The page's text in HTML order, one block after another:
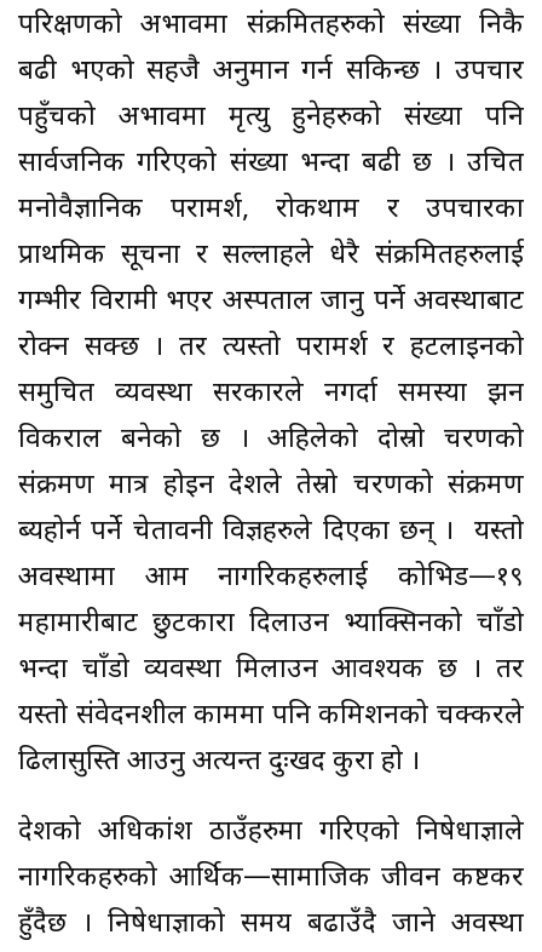
परिक्षणको अभावमा संक्रमितहरुको संख्या निकै
बढी भएको सहजै अनुमान गर्न सकिन्छ । उपचार
पहुँचको अभावमा मृत्यु हुनेहरुको संख्या पनि
सार्वजनिक गरिएको संख्या भन्दा बढी छ । उचित
मनोवैज्ञानिक परामर्श, रोकथाम र उपचारका
प्राथमिक सूचना र सल्लाहले धेरै संक्रमितहरुलाई
गम्भीर विरामी भएर अस्पताल जानु पर्ने अवस्थाबाट
रोक्न सक्छ । तर त्यस्तो परामर्श र हटलाइनको
समुचित व्यवस्था सरकारले नगर्दा समस्या झन
विकराल बनेको छ । अहिलेको दोस्रो चरणको
संक्रमण मात्र होइन देशले तेस्रो चरणको संक्रमण
ब्यहोर्न पर्ने चेतावनी विज्ञहरुले दिएका छन् । यस्तो
अवस्थामा आम नागरिकहरुलाई कोभिड—१९
महामारीबाट छुटकारा दिलाउन भ्याक्सिनको चाँडो
भन्दा चाँडो व्यवस्था मिलाउन आवश्यक छ । तर
यस्तो संवेदनशील काममा पनि कमिशनको चक्करले
ढिलासुस्ति आउनु अत्यन्त दुःखद कुरा हो ।
देशको अधिकांश ठाउँहरुमा गरिएको निषेधाज्ञाले
नागरिकहरुको आर्थिक—सामाजिक जीवन कष्टकर
हुँदैछ । निषेधाज्ञाको समय बढाउँदै जाने अवस्था